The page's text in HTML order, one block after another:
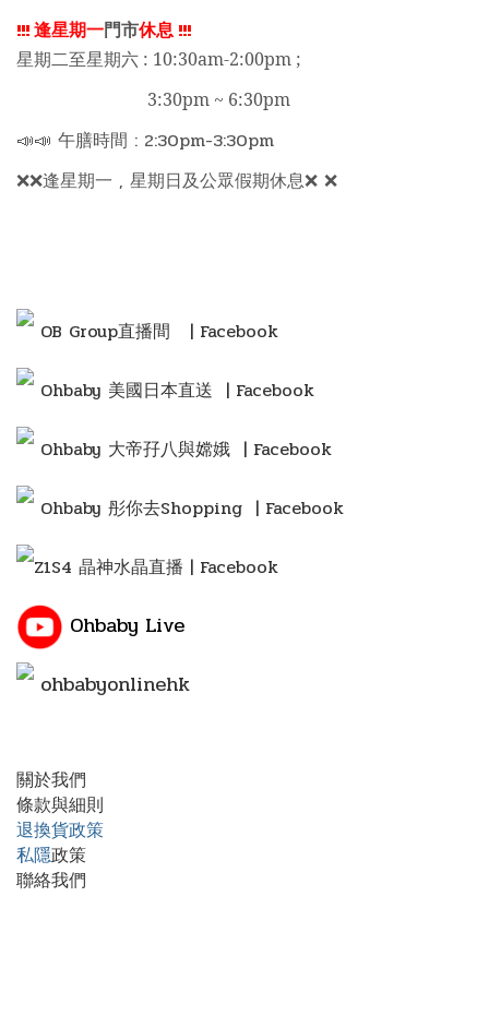
!!!逢星期一門市休息 !!!
星期二至星期六 : 10:30am-2:00pm ;
3:30pm ~ 6:30pm
📣📣 午膳時間 : 2:30pm-3:30pm
❌❌逢星期一 , 星期日及公眾假期休息❌ ❌
OB Group直播間 | Facebook
Ohbaby 美國日本直送 | Facebook
Ohbaby 大帝孖八與嫦娥 | Facebook
Ohbaby 彤你去Shopping | Facebook
Z1S4 晶神水晶直播 | Facebook
Ohbaby Live
ohbabyonlinehk
關於我們
條款與細則
退換貨政策
私隱政策
聯絡我們